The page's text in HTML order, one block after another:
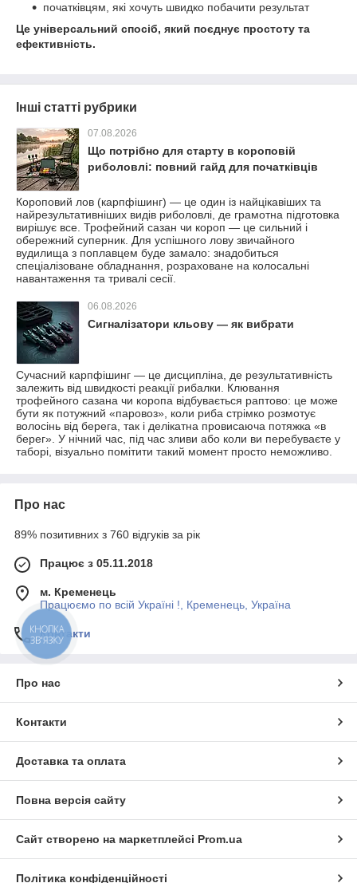
початківцям, які хочуть швидко побачити результат
Це універсальний спосіб, який поєднує простоту та
ефективність.
Інші статті рубрики
07.08.2026
Що потрібно для старту в короповій
риболовлі: повний гайд для початківців
Короповий лов (карпфішинг) — це один із найцікавіших та
найрезультативніших видів риболовлі, де грамотна підготовка
вирішує все. Трофейний сазан чи короп — це сильний і
обережний суперник. Для успішного лову звичайного
вудилища з поплавцем буде замало: знадобиться
спеціалізоване обладнання, розраховане на колосальні
навантаження та тривалі сесії.
06.08.2026
Сигналізатори кльову — як вибрати
Сучасний карпфішинг — це дисципліна, де результативність
залежить від швидкості реакції рибалки. Клювання
трофейного сазана чи коропа відбувається раптово: це може
бути як потужний «паровоз», коли риба стрімко розмотує
волосінь від берега, так і делікатна провисаюча потяжка «в
берег». У нічний час, під час зливи або коли ви перебуваєте у
таборі, візуально помітити такий момент просто неможливо.
Про нас
89% позитивних з 760 відгуків за рік
Працює з 05.11.2018
м. Кременець
Працюємо по всій Україні !, Кременець, Україна
Контакти
Про нас
Контакти
Доставка та оплата
Повна версія сайту
Сайт створено на маркетплейсі Prom.ua
Політика конфіденційності
КНОПКА
ЗВ'ЯЗКУ